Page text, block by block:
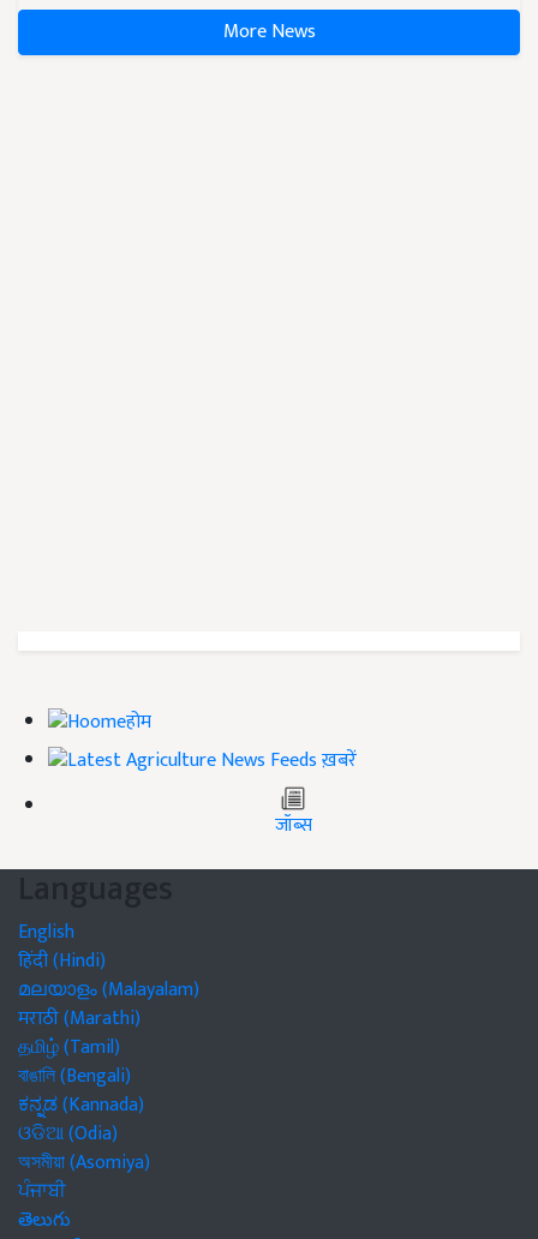
More News
होम
ख़बरें
जॉब्स
Languages
English
हिंदी (Hindi)
മലയാളം (Malayalam)
मराठी (Marathi)
தமிழ் (Tamil)
বাঙালি (Bengali)
ಕನ್ನಡ (Kannada)
ଓଡିଆ (Odia)
অসমীয়া (Asomiya)
ਪੰਜਾਬੀ
తెలుగు